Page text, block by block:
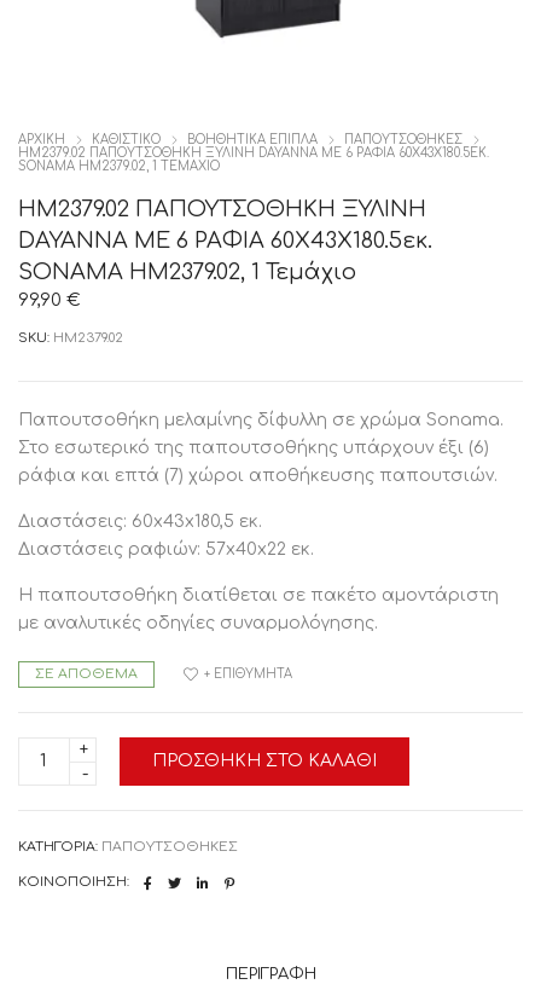
ΑΡΧΙΚΉ ΚΑΘΙΣΤΙΚΟ ΒΟΗΘΗΤΙΚΑ ΕΠΙΠΛΑ
ΠΑΠΟΥΤΣΟΘΗΚΕΣ
HM2379.02 ΠΑΠΟΥΤΣΟΘΗΚΗ ΞΥΛΙΝΗ DAYANNA ΜΕ 6 ΡΑΦΙΑ 60X43X180.5ΕΚ.
SONAMA HM2379.02, 1 ΤΕΜΆΧΙΟ
HM2379.02 ΠΑΠΟΥΤΣΟΘΗΚΗ ΞΥΛΙΝΗ
DAYANNA ΜΕ 6 ΡΑΦΙΑ 60X43X180.5εκ.
SONAMA HM2379.02, 1 Τεμάχιο
99,90 €
SKU: HM2379.02
Παπουτσοθήκη μελαμίνης δίφυλλη σε χρώμα Sonama.
Στο εσωτερικό της παπουτσοθήκης υπάρχουν έξι (6)
ράφια και επτά (7) χώροι αποθήκευσης παπουτσιών.
Διαστάσεις: 60x43x180,5 εκ.
Διαστάσεις ραφιών: 57x40x22 εκ.
Η παπουτσοθήκη διατίθεται σε πακέτο αμοντάριστη
με αναλυτικές οδηγίες συναρμολόγησης.
ΣΕ ΑΠΌΘΕΜΑ
HM2379.02
ΠΑΠΟΥΤΣΟΘΗΚΗ
ΡΑΦΙΑ
60X43X180.5εκ.
SONAMA
ΠΡΟΣΘΉΚΗ ΣΤΟ ΚΑΛΆΘΙ
+ ΕΠΙΘΥΜΗΤΆ
ΚΑΤΗΓΟΡΊΑ: ΠΑΠΟΥΤΣΟΘΗΚΕΣ
ΚΟΙΝΟΠΟΊΗΣΗ:
ΠΕΡΙΓΡΑΦΉ